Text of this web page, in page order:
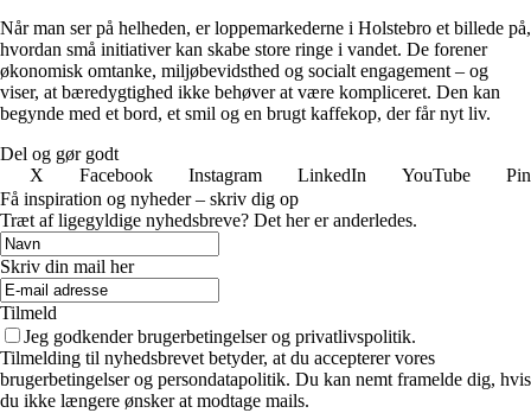
Når man ser på helheden, er loppemarkederne i Holstebro et billede på,
hvordan små initiativer kan skabe store ringe i vandet. De forener
økonomisk omtanke, miljøbevidsthed og socialt engagement – og
viser, at bæredygtighed ikke behøver at være kompliceret. Den kan
begynde med et bord, et smil og en brugt kaffekop, der får nyt liv.
Del og gør godt
X
Facebook Instagram LinkedIn YouTube
Få inspiration og nyheder – skriv dig op
Træt af ligegyldige nyhedsbreve? Det her er anderledes.
Skriv din mail her
Tilmeld
Jeg godkender brugerbetingelser og privatlivspolitik.
Tilmelding til nyhedsbrevet betyder, at du accepterer vores
brugerbetingelser og persondatapolitik. Du kan nemt framelde dig, hvis
du ikke længere ønsker at modtage mails.